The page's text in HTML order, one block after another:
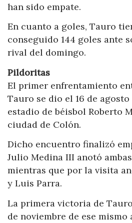
han sido empate.
En cuanto a goles, Tauro
conseguido 144 goles ante
rival del domingo.
Pildoritas
El primer enfrentamiento
Tauro se dio el 16 de agosto
estadio de béisbol Roberto
ciudad de Colón.
Dicho encuentro finalizó
Julio Medina III anotó
mientras que por la visita
y Luis Parra.
La primera victoria de
de noviembre de ese